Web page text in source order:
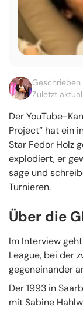
Geschrieben
Zuletzt
Der YouTube-
Project“ hat ein
Star Fedor Holz
explodiert, er
sage und
Turnieren.
Über die
Im Interview
League, bei der
gegeneinander
Der 1993 in
mit Sabine